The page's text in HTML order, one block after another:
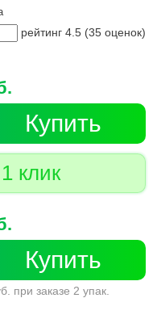
рейтинг 4.5 (35 оценок)
Купить
клик
Купить
при заказе 2 упак.